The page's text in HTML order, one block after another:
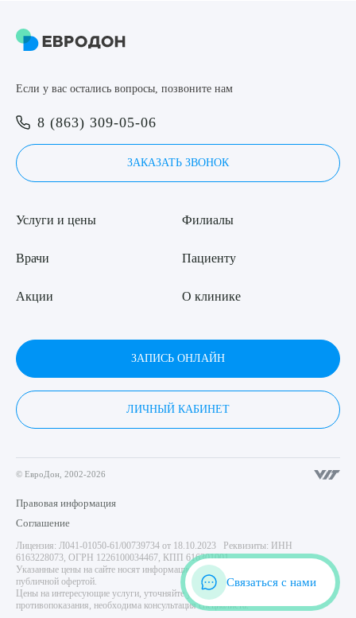
Если у вас остались вопросы, позвоните нам
8 (863) 309-05-06
ЗАКАЗАТЬ ЗВОНОК
Услуги и цены
Врачи
Акции
Филиалы
Пациенту
О клинике
ЗАПИСЬ ОНЛАЙН
ЛИЧНЫЙ КАБИНЕТ
© ЕвроДон, 2002-2026
Правовая информация
Соглашение
Лицензия: Л041-01050-61/00739734 от 18.10.2023 Реквизиты: ИНН
6163228073, ОГРН 1226100034467, КПП 616301001
Указанные цены на сайте носят информационный характер и не являются
публичной офертой.
Цены на интересующие услуги, уточняйте у администратора центра. Имеются
противопоказания, необходима консультация специалиста.
Связаться с нами